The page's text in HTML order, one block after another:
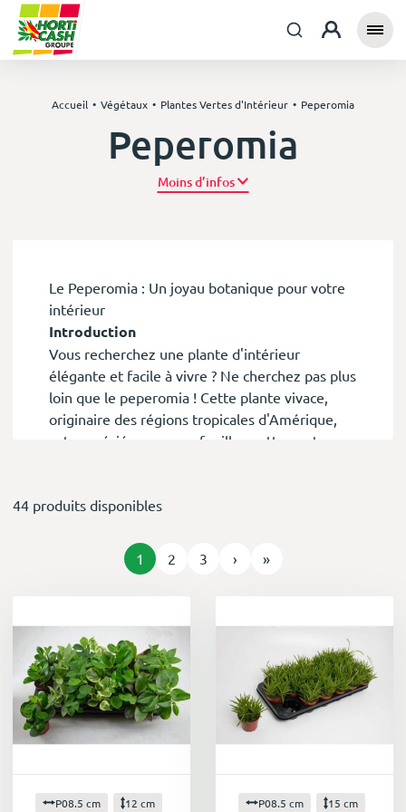
Accueil Végétaux Plantes Vertes d'Intérieur Peperomia
Peperomia
Plus d’infos
Le Peperomia : Un joyau botanique pour votre
intérieur
Introduction
Vous recherchez une plante d'intérieur
élégante et facile à vivre ? Ne cherchez pas plus
loin que le peperomia ! Cette plante vivace,
originaire des régions tropicales d'Amérique,
est appréciée pour son feuillage attrayant, sa
Un feuillage d'une beauté saisissante
charnues et décoratives, qui se déclinent dans
une large palette de couleurs et de textures.
forme de cœur ou même en étoile, chaque
variété de peperomia offre un spectacle visuel
unique.
Une diversité remarquable
Avec plus de 1 000 espèces recensées, le genre
Peperomia propose un choix infini pour
les petites variétés rampantes parfaites pour
44 produits disponibles
1 2 3 › »
P08.5 cm 12 cm P08.5 cm 15 cm